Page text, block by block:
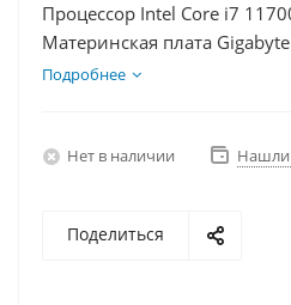
Процессор Intel Core i7
Материнская плата
Видеокарта RTX 3060 8Гб,
Подробнее
Нет в наличии Нашли
Поделиться